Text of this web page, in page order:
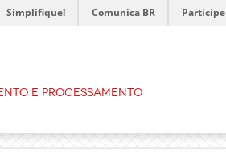
Simplifique! Comunica BR Participe
e Processamento